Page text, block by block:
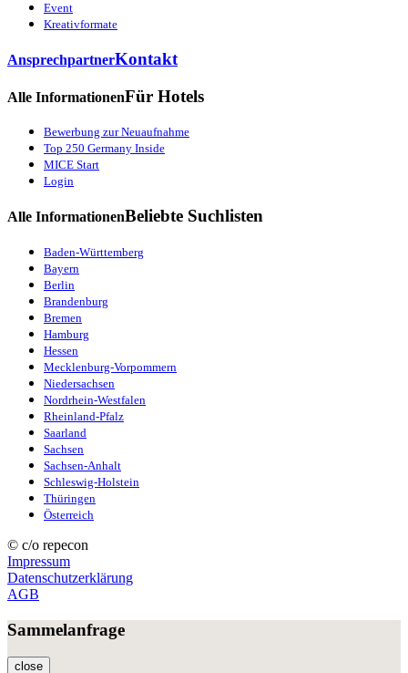
Event
Kreativformate
AnsprechpartnerKontakt
Alle InformationenFür Hotels
Bewerbung zur Neuaufnahme
Top 250 Germany Inside
MICE Start
Login
Alle InformationenBeliebte Suchlisten
Baden-Württemberg
Bayern
Berlin
Brandenburg
Bremen
Hamburg
Hessen
Mecklenburg-Vorpommern
Niedersachsen
Nordrhein-Westfalen
Rheinland-Pfalz
Saarland
Sachsen
Sachsen-Anhalt
Schleswig-Holstein
Thüringen
Österreich
© c/o repecon
Impressum
Datenschutzerklärung
AGB
Sammelanfrage
close